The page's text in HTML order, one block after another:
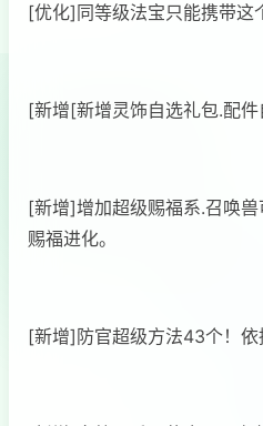
[优化]同等级法宝只能携带这
[新增[新增灵饰自选礼包.配件
[新增]增加超级赐福系.召唤
赐福进化。
[新增]防官超级方法43个！依